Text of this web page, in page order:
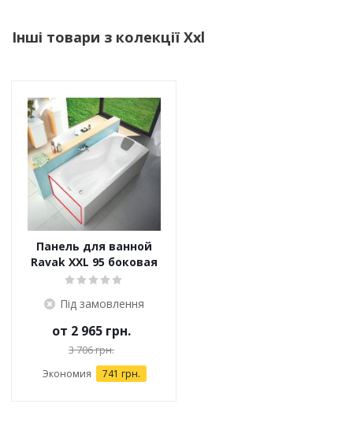
Інші товари з колекції Xxl
Панель для ванной
Ravak XXL 95 боковая
Під замовлення
от 2 965 грн.
3 706 грн.
Экономия 741 грн.